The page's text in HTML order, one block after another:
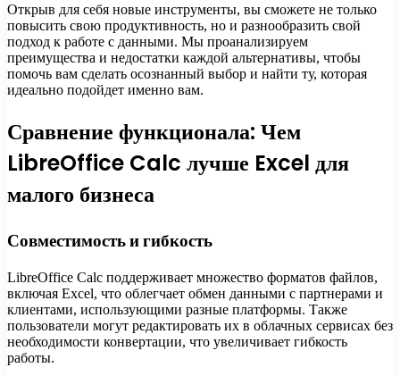
Открыв для себя новые инструменты, вы сможете не только
повысить свою продуктивность, но и разнообразить свой
подход к работе с данными. Мы проанализируем
преимущества и недостатки каждой альтернативы, чтобы
помочь вам сделать осознанный выбор и найти ту, которая
идеально подойдет именно вам.
Сравнение функционала: Чем
LibreOffice Calc лучше Excel для
малого бизнеса
Совместимость и гибкость
LibreOffice Calc поддерживает множество форматов файлов,
включая Excel, что облегчает обмен данными с партнерами и
клиентами, использующими разные платформы. Также
пользователи могут редактировать их в облачных сервисах без
необходимости конвертации, что увеличивает гибкость
работы.